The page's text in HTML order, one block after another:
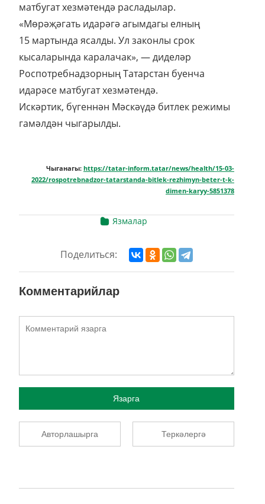
матбугат хезмәтендә расладылар.
«Мөрәҗәгать идарәгә агымдагы елның
15 мартында ясалды. Ул законлы срок
кысаларында каралачак», — диделәр
Роспотребнадзорның Татарстан буенча
идарәсе матбугат хезмәтендә.
Искәртик, бүгеннән Мәскәүдә битлек режимы
гамәлдән чыгарылды.
Чыганагы: https://tatar-inform.tatar/news/health/15-03-
2022/rospotrebnadzor-tatarstanda-bitlek-rezhimyn-beter-t-k-
dimen-karyy-5851378
Язмалар
Поделиться:
Комментарийлар
Язарга
Авторлашырга Теркәлергә